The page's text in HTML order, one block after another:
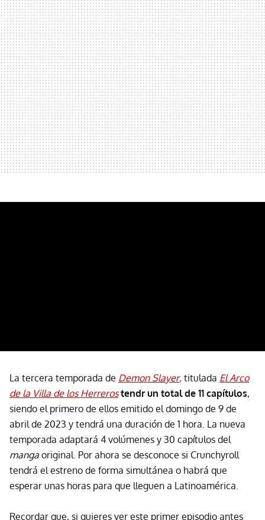
La tercera temporada de Demon Slayer, titulada El Arco
de la Villa de los Herreros tendr un total de 11 capítulos,
siendo el primero de ellos emitido el domingo de 9 de
abril de 2023 y tendrá una duración de 1 hora. La nueva
temporada adaptará 4 volúmenes y 30 capítulos del
manga original. Por ahora se desconoce si Crunchyroll
tendrá el estreno de forma simultánea o habrá que
esperar unas horas para que lleguen a Latinoamérica.
Recordar que, si quieres ver este primer episodio antes